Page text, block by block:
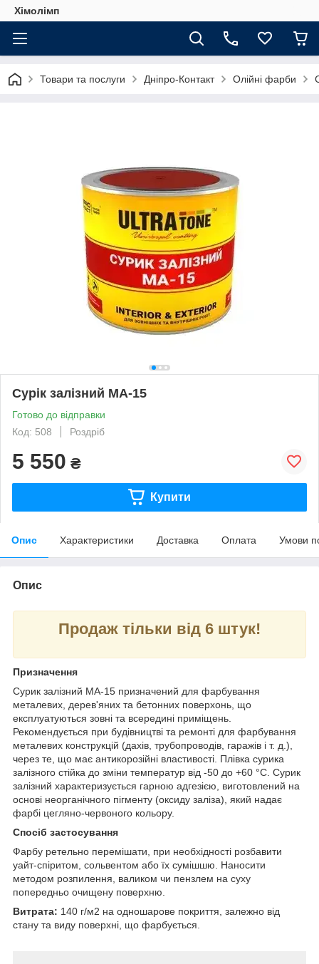
Хімолімп
Товари та послуги Дніпро-Контакт Олійні фарби
Сурік залізний МА-15
Готово до відправки
Код: 508
Роздріб
5 550 ₴
Купити
Опис Характеристики Доставка Оплата Умови
Опис
Продаж тільки від 6 штук!
Призначення
Сурик залізний МА-15 призначений для фарбування
металевих, дерев'яних та бетонних поверхонь, що
експлуатуються зовні та всередині приміщень.
Рекомендується при будівництві та ремонті для фарбування
металевих конструкцій (дахів, трубопроводів, гаражів і т. д.),
через те, що має антикорозійні властивості. Плівка сурика
залізного стійка до зміни температур від -50 до +60 °C. Сурик
залізний характеризується гарною адгезією, виготовлений на
основі неорганічного пігменту (оксиду заліза), який надає
фарбі цегляно-червоного кольору.
Спосіб застосування
Фарбу ретельно перемішати, при необхідності розбавити
уайт-спіритом, сольвентом або їх сумішшю. Наносити
методом розпилення, валиком чи пензлем на суху
попередньо очищену поверхню.
Витрата: 140 г/м2 на одношарове покриття, залежно від
стану та виду поверхні, що фарбується.